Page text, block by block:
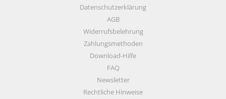
Datenschutzerklärung
AGB
Widerrufsbelehrung
Zahlungsmethoden
Download-Hilfe
FAQ
Newsletter
Rechtliche Hinweise